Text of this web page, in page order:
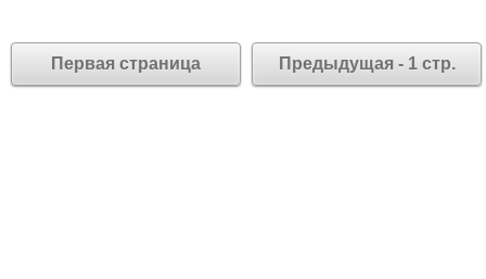
Первая страница Предыдущая - 1 стр.